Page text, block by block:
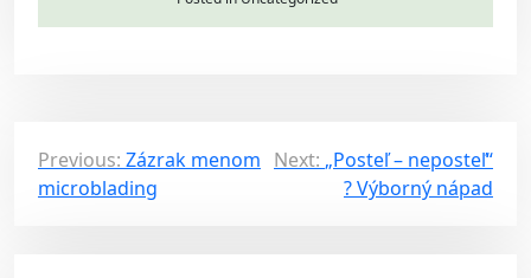
P
o
Previous: Zázrak menom
microblading
Next: „Posteľ – neposteľ“
? Výborný nápad